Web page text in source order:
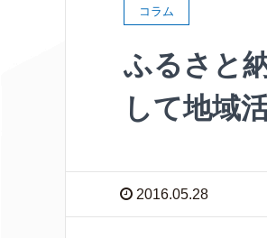
コラム
ふるさと
して地域
2016.05.28